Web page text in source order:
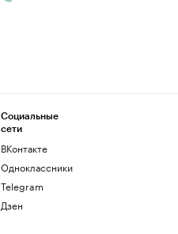
Социальные
сети
ВКонтакте
Одноклассники
Telegram
Дзен